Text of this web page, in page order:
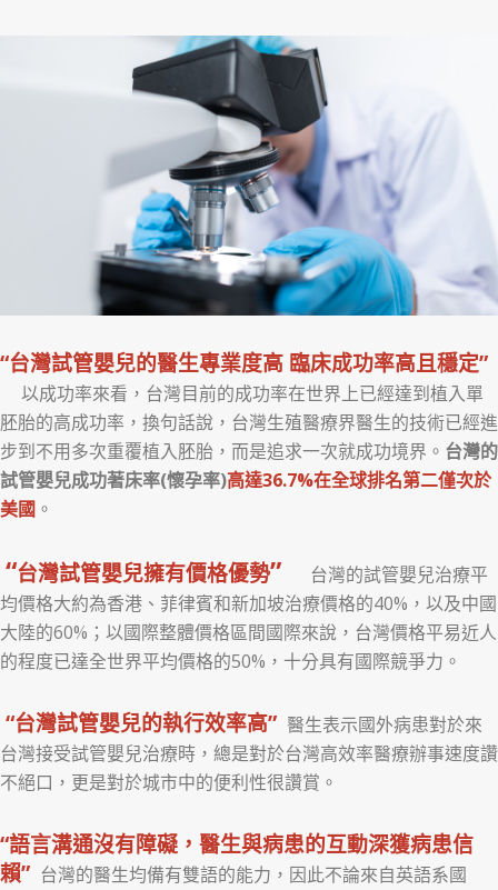
“台灣試管嬰兒的醫生專業度高 臨床成功率高且穩定”
以成功率來看，台灣目前的成功率在世界上已經達到植入單
胚胎的高成功率，換句話說，台灣生殖醫療界醫生的技術已經進
步到不用多次重覆植入胚胎，而是追求一次就成功境界。 台灣的
試管嬰兒成功著床率(懷孕率)高達36.7%在全球排名第二僅次於
美國 。
“台灣試管嬰兒擁有價格優勢”
台灣的試管嬰兒治療平
均價格大約為香港、菲律賓和新加坡治療價格的40%，以及中國
大陸的60%；以國際整體價格區間國際來說，台灣價格平易近人
的程度已達全世界平均價格的50%，十分具有國際競爭力。
“台灣試管嬰兒的執行效率高” 醫生表示國外病患對於來
台灣接受試管嬰兒治療時，總是對於台灣高效率醫療辦事速度讚
不絕口，更是對於城市中的便利性很讚賞。
“語言溝通沒有障礙，醫生與病患的互動深獲病患信
賴” 台灣的醫生均備有雙語的能力，因此不論來自英語系國